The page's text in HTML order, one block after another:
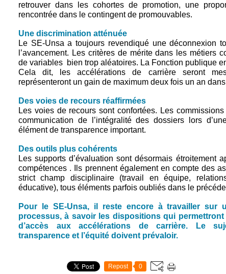
retrouver dans les cohortes de promotion, une
rencontrée dans le contingent de promouvables.
Une discrimination atténuée
Le SE-Unsa a toujours revendiqué une déconnexion
l’avancement. Les critères de mérite dans les métiers
de variables bien trop aléatoires. La Fonction publique
Cela dit, les accélérations de carrière seront
représenteront un gain de maximum deux fois un an
Des voies de recours réaffirmées
Les voies de recours sont confortées. Les
communication de l’intégralité des dossiers lors
élément de transparence important.
Des outils plus cohérents
Les supports d’évaluation sont désormais étroitement
compétences . Ils prennent également en compte des
strict champ disciplinaire (travail en équipe,
éducative), tous éléments parfois oubliés dans le
Pour le SE-Unsa, il reste encore à travailler sur
processus, à savoir les dispositions qui permettront
d’accès aux accélérations de carrière. Le
transparence et l’équité doivent prévaloir.
Repost 0